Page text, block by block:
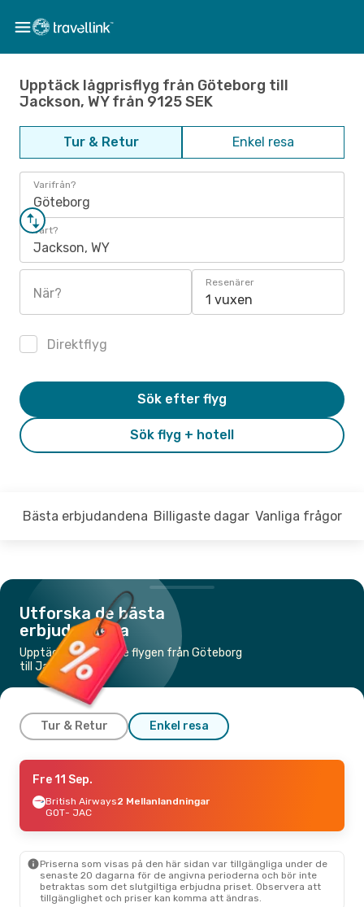
Upptäck lågprisflyg från Göteborg till
Jackson, WY från 9125 SEK
Tur & Retur Enkel resa
Varifrån?
Göteborg
Vart?
Jackson, WY
När?
Resenärer
1 vuxen
Direktflyg
Sök flyg + hotell
Sök efter flyg
Bästa erbjudandena Billigaste dagar Vanliga frågor
Utforska de bästa
erbjudandena
Upptäck de billigaste flygen från Göteborg
till Jackson, WY
Tur & Retur Enkel resa
Mån 28 Sep.
British Airways
2 Mellanlandningar
Alaska Airlines2 Mellanlandningar
Fre 11 Sep.
British Airways2 Mellanlandningar
GOT- JAC
Priserna som visas på den här sidan var tillgängliga under de
senaste 20 dagarna för de angivna perioderna och bör inte
betraktas som det slutgiltiga erbjudna priset. Observera att
tillgänglighet och priser kan komma att ändras.